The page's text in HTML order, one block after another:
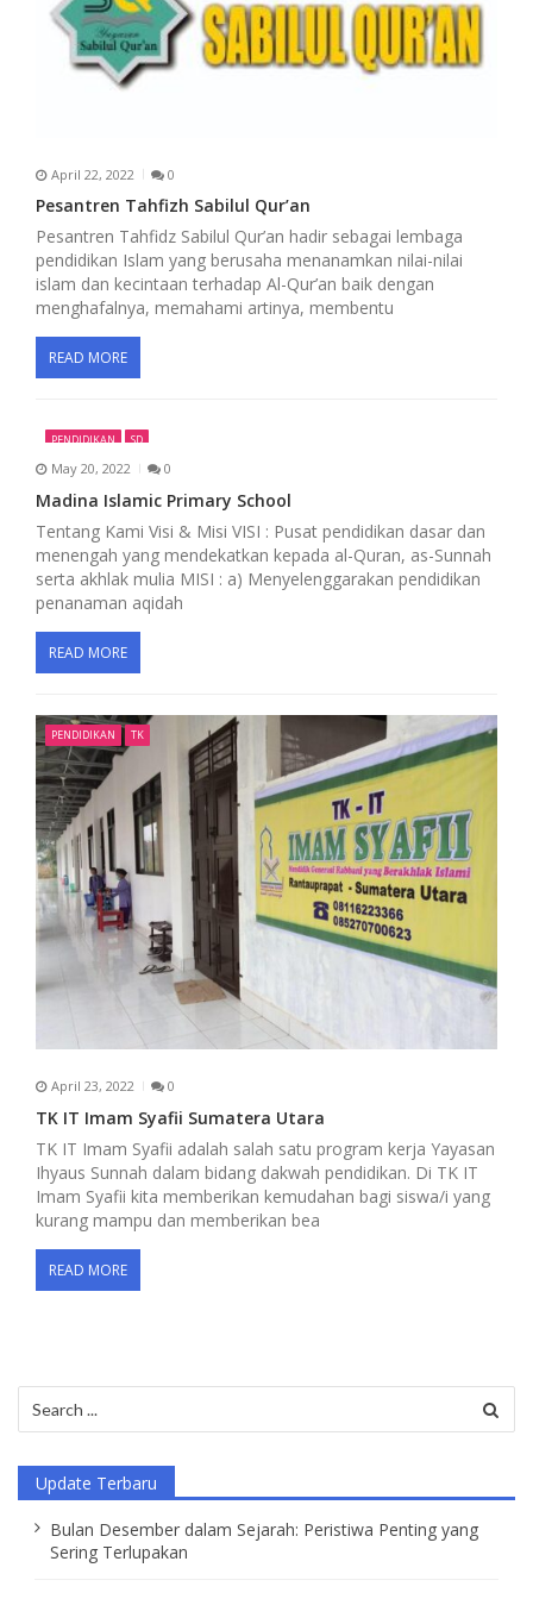
nApril 22, 2022 0
Pesantren Tahfizh Sabilul Qur’an
Pesantren Tahfidz Sabilul Qur’an hadir sebagai lembaga
pendidikan Islam yang berusaha menanamkan nilai-nilai
islam dan kecintaan terhadap Al-Qur’an baik dengan
menghafalnya, memahami artinya, membentu
READ MORE
PENDIDIKAN SD
May 20, 2022 0
Madina Islamic Primary School
Tentang Kami Visi & Misi VISI : Pusat pendidikan dasar dan
menengah yang mendekatkan kepada al-Quran, as-Sunnah
serta akhlak mulia MISI : a) Menyelenggarakan pendidikan
penanaman aqidah
READ MORE
PENDIDIKAN TK
April 23, 2022 0
TK IT Imam Syafii Sumatera Utara
TK IT Imam Syafii adalah salah satu program kerja Yayasan
Ihyaus Sunnah dalam bidang dakwah pendidikan. Di TK IT
Imam Syafii kita memberikan kemudahan bagi siswa/i yang
kurang mampu dan memberikan bea
READ MORE
for:
Update Terbaru
Bulan Desember dalam Sejarah: Peristiwa Penting yang
Sering Terlupakan